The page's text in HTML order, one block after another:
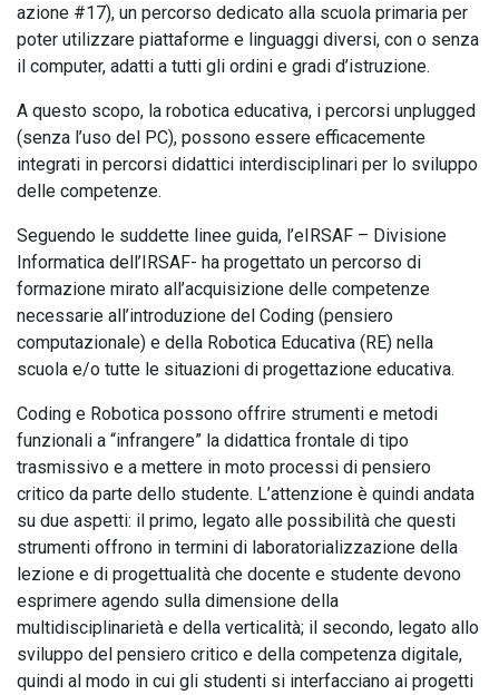
azione #17), un percorso dedicato alla scuola primaria per
poter utilizzare piattaforme e linguaggi diversi, con o senza
il computer, adatti a tutti gli ordini e gradi d’istruzione.
A questo scopo, la robotica educativa, i percorsi unplugged
(senza l’uso del PC), possono essere efficacemente
integrati in percorsi didattici interdisciplinari per lo sviluppo
delle competenze.
Seguendo le suddette linee guida, l’eIRSAF – Divisione
Informatica dell’IRSAF- ha progettato un percorso di
formazione mirato all’acquisizione delle competenze
necessarie all’introduzione del Coding (pensiero
computazionale) e della Robotica Educativa (RE) nella
scuola e/o tutte le situazioni di progettazione educativa.
Coding e Robotica possono offrire strumenti e metodi
funzionali a “infrangere” la didattica frontale di tipo
trasmissivo e a mettere in moto processi di pensiero
critico da parte dello studente. L’attenzione è quindi andata
su due aspetti: il primo, legato alle possibilità che questi
strumenti offrono in termini di laboratorializzazione della
lezione e di progettualità che docente e studente devono
esprimere agendo sulla dimensione della
multidisciplinarietà e della verticalità; il secondo, legato allo
sviluppo del pensiero critico e della competenza digitale,
quindi al modo in cui gli studenti si interfacciano ai progetti